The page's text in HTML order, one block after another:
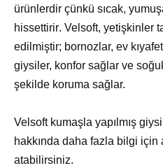
ürünlerdir çünkü sıcak,
hissettirir. Velsoft, yetişkinler
edilmiştir; bornozlar, ev
giysiler, konfor sağlar ve
şekilde koruma sağlar.
Velsoft kumaşla yapılmış
hakkında daha fazla bilgi için
atabilirsiniz.